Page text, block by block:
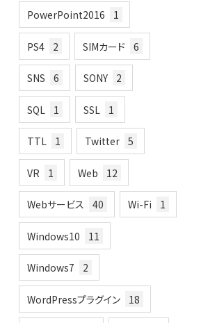
PowerPoint2016 1
PS4 2 SIMカード 6
SNS 6 SONY 2
SQL 1 SSL 1
TTL 1 Twitter 5
VR 1 Web 12
Webサービス 40 Wi-Fi 1
Windows10 11
Windows7 2
WordPressプラグイン 18